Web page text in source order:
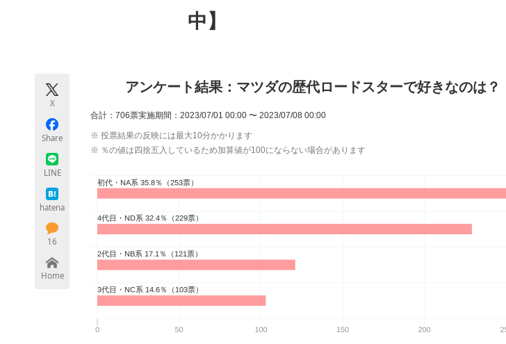
中】
X
Share
LINE
hatena
16
Home
アンケート結果：マツダの歴代ロードスターで好きなのは？
合計：706票実施期間：2023/07/01 00:00 〜 2023/07/08 00:00
※ 投票結果の反映には最大10分かかります
※ ％の値は四捨五入しているため加算値が100にならない場合があります